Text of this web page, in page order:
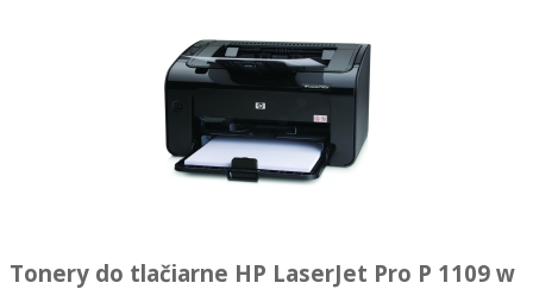
Tonery do tlačiarne HP LaserJet Pro P 1109 w